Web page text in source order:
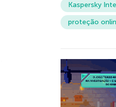
Kaspersky
proteção